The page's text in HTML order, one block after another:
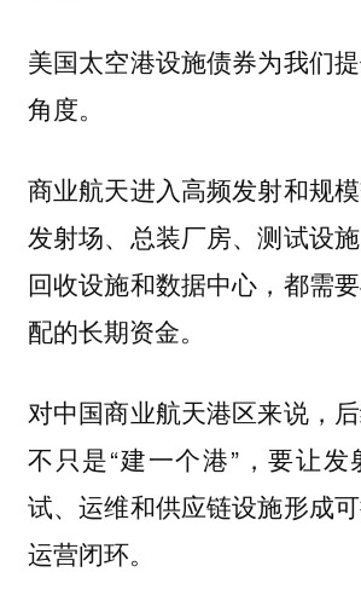
美国太空港设施债券为我们
角度。
商业航天进入高频发射和规
发射场、总装厂房、测试设施
回收设施和数据中心，都需
配的长期资金。
对中国商业航天港区来说，
不只是“建一个港”，要让
试、运维和供应链设施形成
运营闭环。